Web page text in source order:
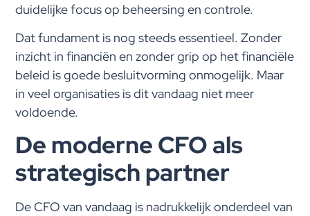
duidelijke focus op beheersing en controle.
Dat fundament is nog steeds essentieel. Zonder
inzicht in financiën en zonder grip op het financiële
beleid is goede besluitvorming onmogelijk. Maar
in veel organisaties is dit vandaag niet meer
voldoende.
De moderne CFO als
strategisch partner
De CFO van vandaag is nadrukkelijk onderdeel van